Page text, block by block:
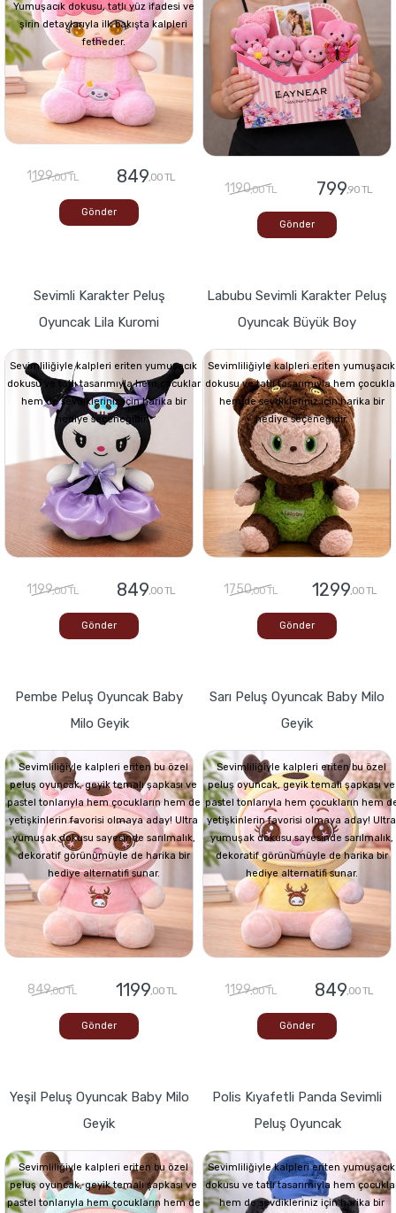
Yumuşacık dokusu, tatlı yüz ifadesi ve
şirin detaylarıyla ilk bakışta kalpleri
fetheder.
1199,00 TL 849,00 TL
Gönder
1190,00 TL 799,90 TL
Gönder
Sevimli Karakter Peluş
Oyuncak Lila Kuromi
Sevimliliğiyle kalpleri eriten yumuşacık
dokusu ve tatlı tasarımıyla hem çocuklar
hem de sevdikleriniz için harika bir
hediye seçeneğidir.
1199,00 TL 849,00 TL
Gönder
Labubu Sevimli Karakter Peluş
Oyuncak Büyük Boy
Sevimliliğiyle kalpleri eriten yumuşacık
dokusu ve tatlı tasarımıyla hem
hem de sevdikleriniz için harika bir
hediye seçeneğidir.
1750,00 TL 1299,00 TL
Gönder
Pembe Peluş Oyuncak Baby
Milo Geyik
Sevimliliğiyle kalpleri eriten bu özel
peluş oyuncak, geyik temalı şapkası ve
pastel tonlarıyla hem çocukların hem de
yetişkinlerin favorisi olmaya aday! Ultra
yumuşak dokusu sayesinde sarılmalık,
dekoratif görünümüyle de harika bir
hediye alternatifi sunar.
849,00 TL 1199,00 TL
Gönder
Sarı Peluş Oyuncak Baby Milo
Geyik
Sevimliliğiyle kalpleri eriten bu özel
peluş oyuncak, geyik temalı şapkası ve
pastel tonlarıyla hem çocukların hem
yetişkinlerin favorisi olmaya aday! Ultra
yumuşak dokusu sayesinde sarılmalık,
dekoratif görünümüyle de harika bir
hediye alternatifi sunar.
1199,00 TL 849,00 TL
Gönder
Yeşil Peluş Oyuncak Baby Milo
Geyik
Sevimliliğiyle kalpleri eriten bu özel
peluş oyuncak, geyik temalı şapkası ve
pastel tonlarıyla hem çocukların hem de
Polis Kıyafetli Panda Sevimli
Peluş Oyuncak
Sevimliliğiyle kalpleri eriten yumuşacık
dokusu ve tatlı tasarımıyla hem
hem de sevdikleriniz için harika bir